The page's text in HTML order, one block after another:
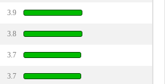
3.9
3.8
3.7
3.7